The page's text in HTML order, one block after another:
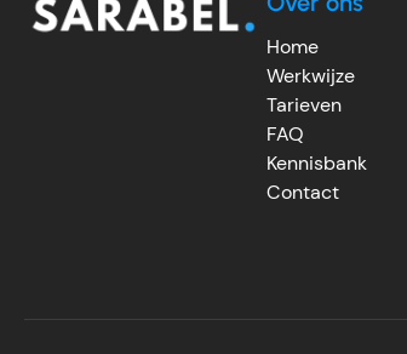
Home
Werkwijze
Tarieven
FAQ
Kennisbank
Contact